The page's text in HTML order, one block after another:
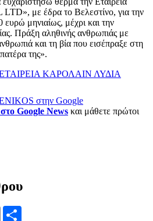
με έδρα το Βελεστίνο, για την
μηνιαίως, μέχρι και την
Πράξη αληθινής ανθρωπιάς με
και τη βία που εισέπραξε στη
της».
ΚΑΡΟΛΑΙΝ ΛΥΔΙΑ
στην Google
Google News και μάθετε πρώτοι
Email